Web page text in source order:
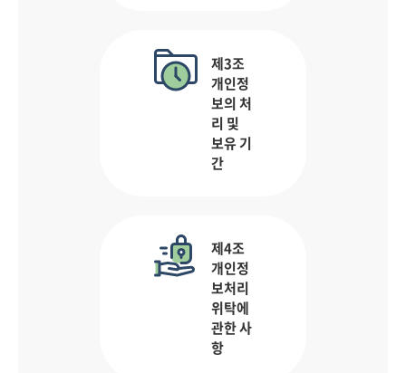
제3조
개인정
보의 처
리 및
보유 기
간
제4조
개인정
보처리
위탁에
관한 사
항